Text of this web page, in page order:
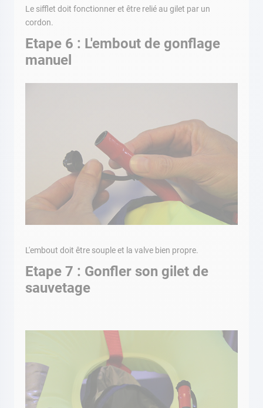
Le sifflet doit fonctionner et être relié au gilet par un
cordon.
Etape 6 : L'embout de gonflage
manuel
L'embout doit être souple et la valve bien propre.
Etape 7 : Gonfler son gilet de
sauvetage